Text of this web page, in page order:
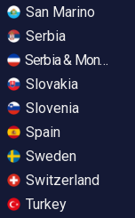
San Marino
Serbia
Serbia &
Slovakia
Slovenia
Spain
Sweden
Switzerland
Turkey